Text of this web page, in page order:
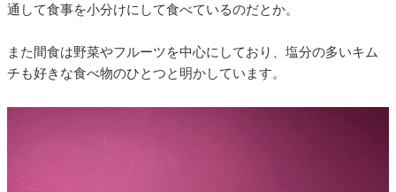
通して食事を小分けにして食べているのだとか。
また間食は野菜やフルーツを中心にしており、塩分の多いキム
チも好きな食べ物のひとつと明かしています。